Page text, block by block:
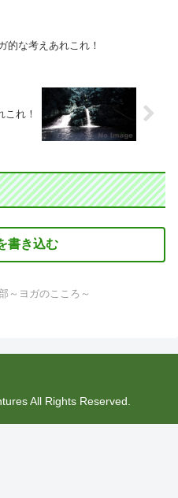
的な考えあれこれ！
これ！
書き込む
～ヨガのこころ～
All Rights Reserved.